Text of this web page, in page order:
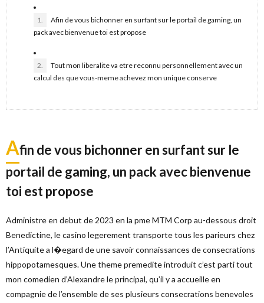
1.
Afin de vous bichonner en surfant sur le portail de gaming, un
pack avec bienvenue toi est propose
2.
Tout mon liberalite va etre reconnu personnellement avec un
calcul des que vous-meme achevez mon unique conserve
Afin de vous bichonner en surfant sur le
portail de gaming, un pack avec bienvenue
toi est propose
Administre en debut de 2023 en la pme MTM Corp au-dessous droit
Benedictine, le casino legerement transporte tous les parieurs chez
l’Antiquite a l�egard de une savoir connaissances de consecrations
hippopotamesques. Une theme premedite introduit c’est parti tout
mon comedien d’Alexandre le principal, qu’il y a accueille en
compagnie de l’ensemble de ses plusieurs consecrations benevoles